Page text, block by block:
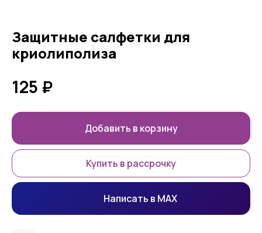
Защитные салфетки для
криолиполиза
125 ₽
Добавить в корзину
Купить в рассрочку
Написать в MAX